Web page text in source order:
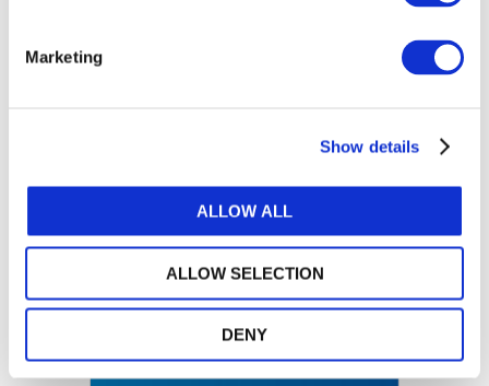
Marketing
Show details
ALLOW ALL
ALLOW SELECTION
DENY